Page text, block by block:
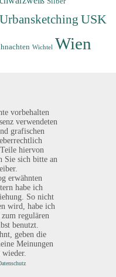
Urbansketching USK
Wichtel Wien
vorbehalten
verwendeten
grafischen
hiervon
Sie sich bitte an
erwähnten
habe ich
So nicht
wird, habe ich
regulären
benutzt.
geben die
Meinungen